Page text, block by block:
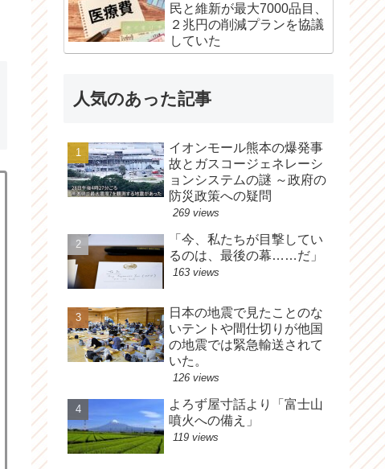
民と維新が最大7000品目、
２兆円の削減プランを協議
していた
人気のあった記事
イオンモール熊本の爆発事
故とガスコージェネレーシ
ョンシステムの謎 ～政府の
防災政策への疑問
269 views
「今、私たちが目撃してい
るのは、最後の幕……だ」
163 views
日本の地震で見たことのな
いテントや間仕切りが他国
の地震では緊急輸送されて
いた。
126 views
よろず屋寸話より「富士山
噴火への備え」
119 views